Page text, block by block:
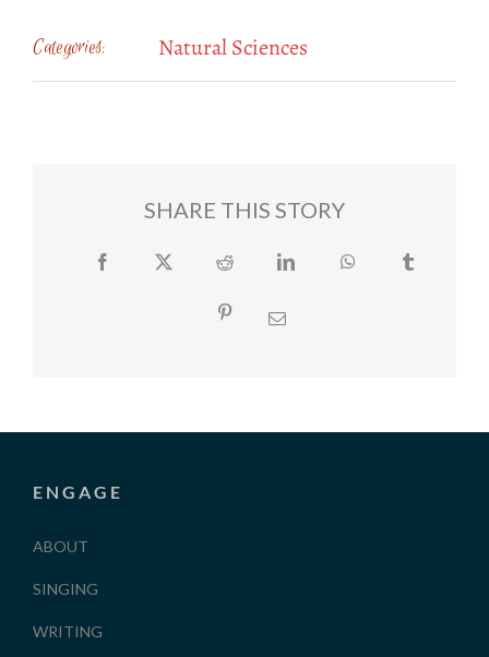
Categories: Natural Sciences
SHARE THIS STORY
Facebook Twitter Reddit LinkedIn WhatsApp
PinterestEmail
ENGAGE
ABOUT
SINGING
WRITING